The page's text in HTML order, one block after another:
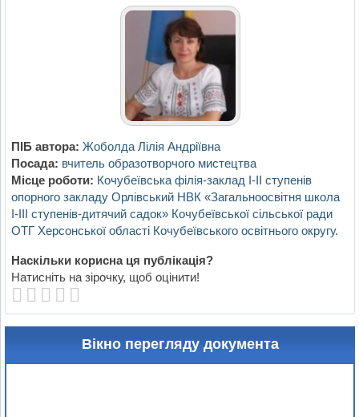
ПІБ автора: Жоболда Лілія Андріївна
Посада: вчитель образотворчого мистецтва
Місце роботи: Кочубеївська філія-заклад І-ІІ ступенів
опорного закладу Орлівський НВК «Загальноосвітня школа
І-ІІІ ступенів-дитячий садок» Кочубеївської сільської ради
ОТГ Херсонської області Кочубеївського освітнього округу.
Наскільки корисна ця публікація?
Натисніть на зірочку, щоб оцінити!
Вікно перегляду документа